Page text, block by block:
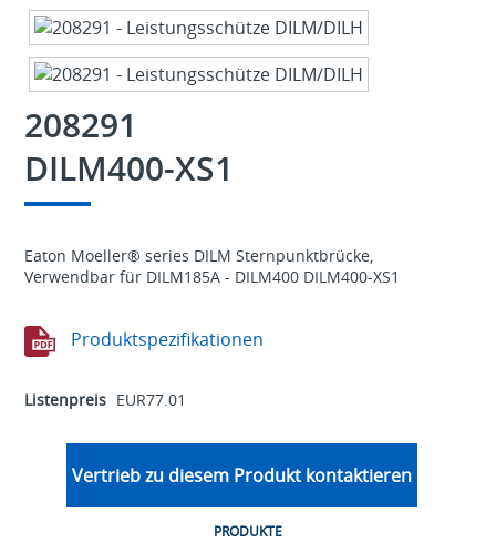
208291
DILM400-XS1
Eaton Moeller® series DILM Sternpunktbrücke,
Verwendbar für DILM185A - DILM400 DILM400-XS1
Produktspezifikationen
Listenpreis EUR77.01
Vertrieb zu diesem Produkt kontaktieren
PRODUKTE